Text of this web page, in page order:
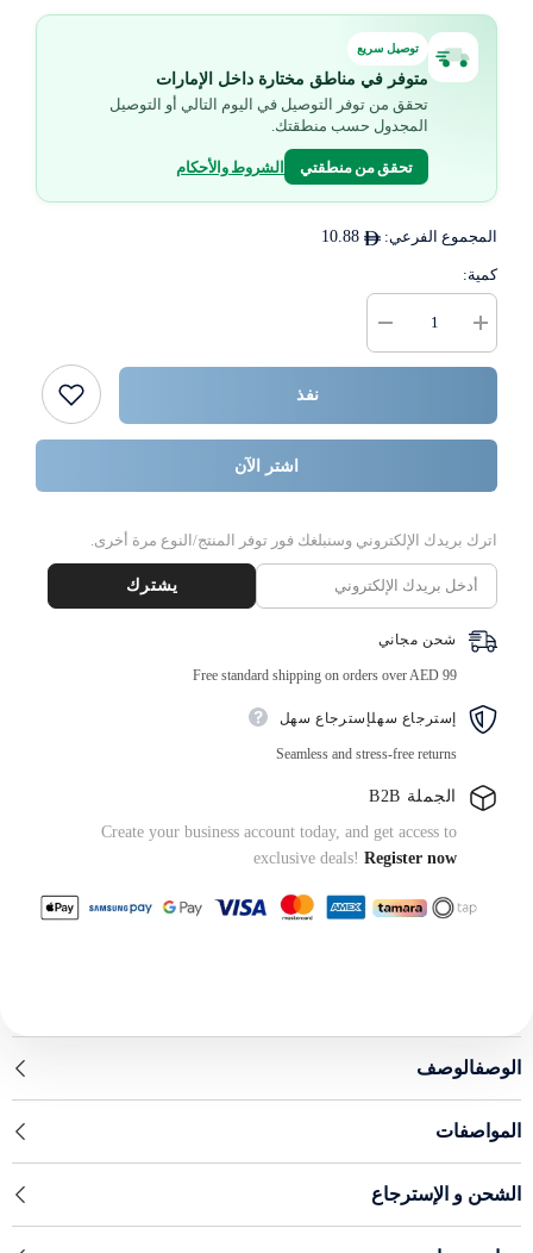
توصيل سريع
متوفر في مناطق مختارة داخل الإمارات
تحقق من توفر التوصيل في اليوم التالي أو التوصيل
المجدول حسب منطقتك.
تحقق من منطقتي الشروط والأحكام
المجموع الفرعي: 10.88
كمية:
كمية
{{
زيادة
كمية
معقم
كول،
مل
نفذ
اشتر الآن
اترك بريدك الإلكتروني وسنبلغك فور توفر المنتج/النوع مرة أخرى.
يشترك
شحن مجاني
Free standard shipping on orders over AED 99
إسترجاع سهلإسترجاع سهل
Seamless and stress-free returns
الجملة B2B
Create your business account today, and get access to
exclusive deals! Register now
الوصفالوصف
المواصفات
الشحن و الإسترجاع